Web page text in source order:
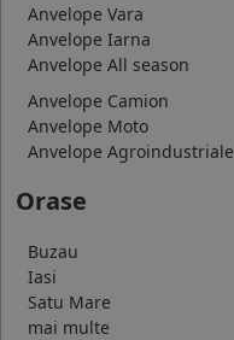
Anvelope Vara
Anvelope Iarna
Anvelope All season
Anvelope Camion
Anvelope Moto
Anvelope Agroindustriale
Orase
Buzau
Iasi
Satu Mare
mai multe